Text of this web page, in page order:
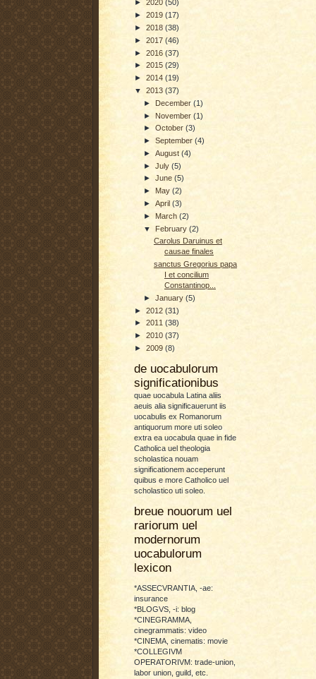
► 2020 (50)
► 2019 (17)
► 2018 (38)
► 2017 (46)
► 2016 (37)
► 2015 (29)
► 2014 (19)
▼ 2013 (37)
► December(1)
► November(1)
►October(3)
►September(4)
►August(4)
►July(5)
►June(5)
► May(2)
►April(3)
► March(2)
▼February(2)
Carolus Daruinus et
causae finales
sanctus Gregorius papa
I et concilium
Constantinop...
►January(5)
► 2012 (31)
► 2011 (38)
► 2010 (37)
► 2009 (8)
de uocabulorum
significationibus
quae uocabula Latina aliis
aeuis alia significauerunt iis
uocabulis ex Romanorum
antiquorum more uti soleo
extra ea uocabula quae in fide
Catholica uel theologia
scholastica nouam
significationem acceperunt
quibus e more Catholico uel
scholastico uti soleo.
breue nouorum uel
rariorum uel
modernorum
uocabulorum
lexicon
*ASSECVRANTIA, -ae:
insurance
*BLOGVS, -i: blog
*CINEGRAMMA,
cinegrammatis: video
*CINEMA, cinematis: movie
*COLLEGIVM
OPERATORIVM: trade-union,
labor union, guild, etc.